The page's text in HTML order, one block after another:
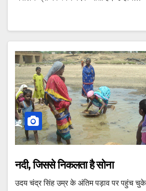
नदी, जिससे निकलता है सोना
उदय चंद्र सिंह उम्र के अंतिम पड़ाव पर पहुंच चुके